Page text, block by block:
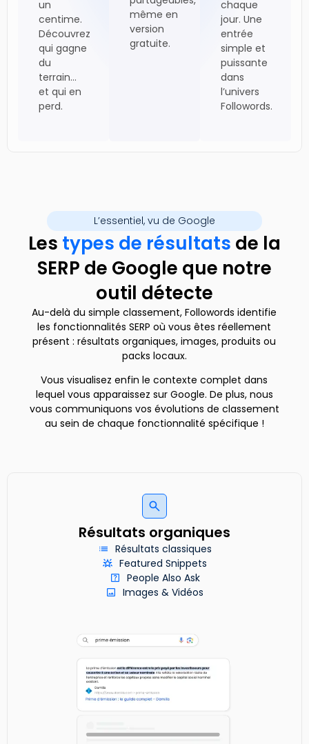
un
centime.
Découvrez
qui gagne
du
terrain…
et qui en
perd.
même en
version
gratuite.
chaque
jour. Une
entrée
simple et
puissante
dans
l’univers
Followords.
L’essentiel, vu de Google
Les types de résultats de la
SERP de Google que notre
outil détecte
Au-delà du simple classement, Followords identifie
les fonctionnalités SERP où vous êtes réellement
présent : résultats organiques, images, produits ou
packs locaux.
Vous visualisez enfin le contexte complet dans
lequel vous apparaissez sur Google. De plus, nous
vous communiquons vos évolutions de classement
au sein de chaque fonctionnalité spécifique !
Résultats organiques
Résultats classiques
Featured Snippets
People Also Ask
Images & Vidéos